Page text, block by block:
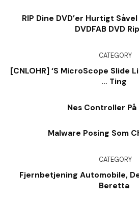
RIP Dine DVD’er Hurtigt
DVDFAB DVD
CATEGORY
[CNLOHR] ‘s MicroScope Slide
… Ting
Nes Controller På
Malware Posing Som
CATEGORY
Fjernbetjening Automobile,
Beretta